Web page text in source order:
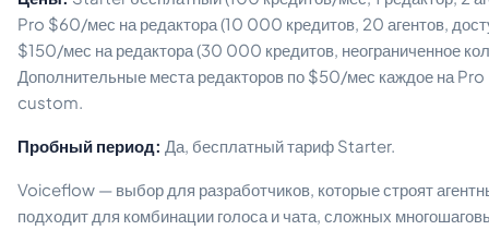
Pro $60/мес на редактора (10 000 кредитов, 20 агентов,
$150/мес на редактора (30 000 кредитов, неограниченное
Дополнительные места редакторов по $50/мес каждое на
custom.
Пробный период: Да, бесплатный тариф Starter.
Voiceflow — выбор для разработчиков, которые строят
подходит для комбинации голоса и чата, сложных